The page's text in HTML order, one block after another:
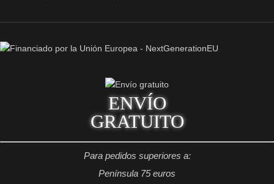
ENVÍO
GRATUITO
Para pedidos superiores a:
Península 75 euros